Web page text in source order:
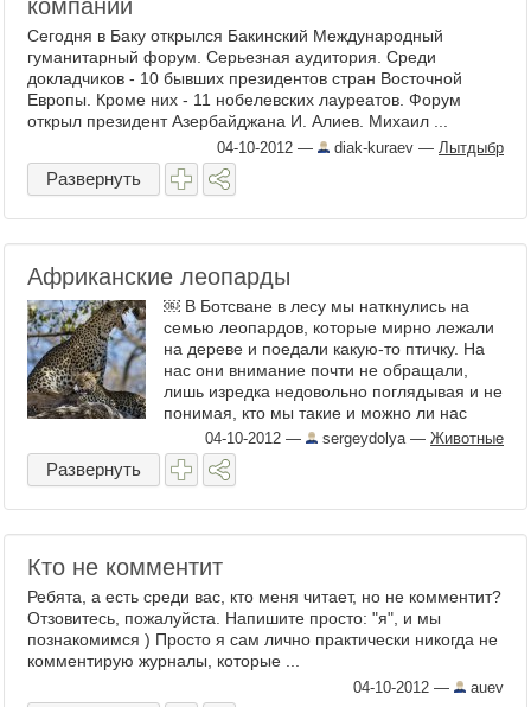
компании
Сегодня в Баку открылся Бакинский Международный
гуманитарный форум. Серьезная аудитория. Среди
докладчиков - 10 бывших президентов стран Восточной
Европы. Кроме них - 11 нобелевских лауреатов. Форум
открыл президент Азербайджана И. Алиев. Михаил ...
04-10-2012 — diak-kuraev — Лытдыбр
Развернуть
Африканские леопарды
￼ В Ботсване в лесу мы наткнулись на
семью леопардов, которые мирно лежали
на дереве и поедали какую-то птичку. На
нас они внимание почти не обращали,
лишь изредка недовольно поглядывая и не
понимая, кто мы такие и можно ли нас
съесть... ￼ По ...
04-10-2012 — sergeydolya— Животные
Развернуть
Кто не комментит
Ребята, а есть среди вас, кто меня читает, но не комментит?
Отзовитесь, пожалуйста. Напишите просто: "я", и мы
познакомимся ) Просто я сам лично практически никогда не
комментирую журналы, которые ...
04-10-2012 — auev